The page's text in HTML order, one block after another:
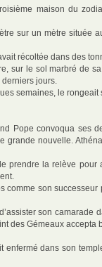
maison du
sur un mètre située
récoltée dans des
sur le sol marbré de
jours.
semaines, le rongeait
Pope convoqua ses
grande nouvelle.
prendre la relève pour
comme son successeur
son camarade
des Gémeaux accepta
enfermé dans son